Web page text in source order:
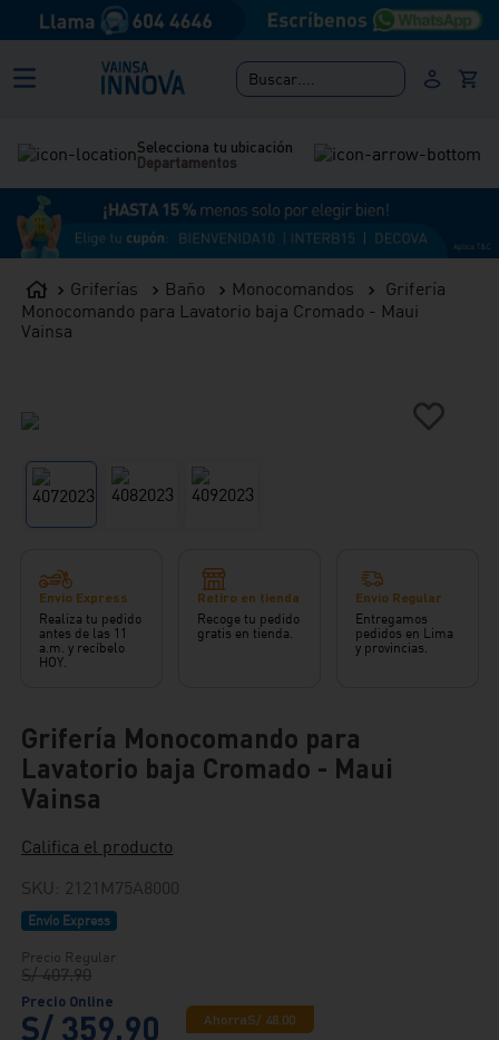
Buscar....
Selecciona tu ubicación
Departamentos
Griferías Baño Monocomandos
Grifería
Monocomando para Lavatorio baja Cromado - Maui
Vainsa
Envío Express
Realiza tu pedido
antes de las 11
a.m. y recíbelo
HOY.
Retiro en tienda
Recoge tu pedido
gratis en tienda.
Envío Regular
Entregamos
pedidos en Lima
y provincias.
Grifería Monocomando para
Lavatorio baja Cromado - Maui
Vainsa
Califica el producto
SKU : 2121M75A8000
Envío Express
S/ 407.90
S/ 359.90 AhorraS/ 48.00